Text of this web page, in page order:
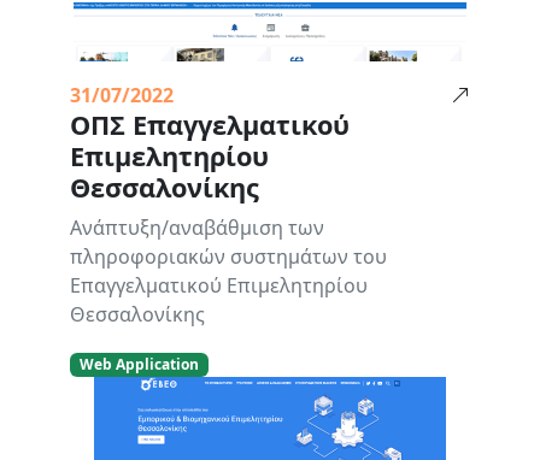
31/07/2022
ΟΠΣ Επαγγελματικού
Επιμελητηρίου
Θεσσαλονίκης
Ανάπτυξη/αναβάθμιση των
πληροφοριακών συστημάτων του
Επαγγελματικού Επιμελητηρίου
Θεσσαλονίκης
Web Application